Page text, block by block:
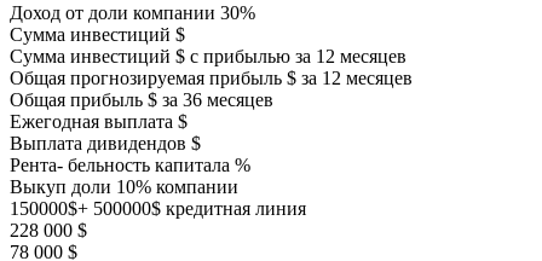
Доход от доли компании 30%
Сумма инвестиций $
Сумма инвестиций $ с прибылью за 12 месяцев
Общая прогнозируемая прибыль $ за 12 месяцев
Общая прибыль $ за 36 месяцев
Ежегодная выплата $
Выплата дивидендов $
Рента- бельность капитала %
Выкуп доли 10% компании
150000$+ 500000$ кредитная линия
228 000 $
78 000 $